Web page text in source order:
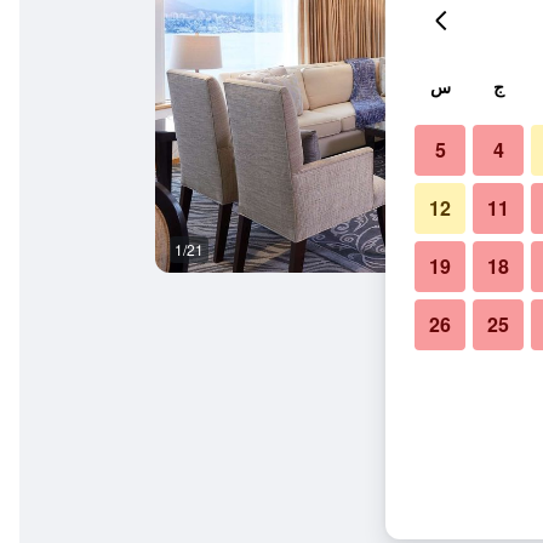
1/21
ج س
4
5
11
12
18
19
25
26